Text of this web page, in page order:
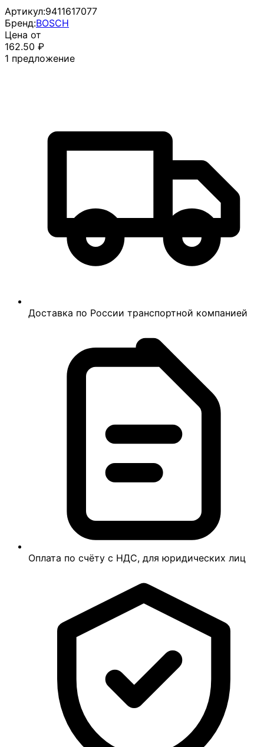
Артикул:9411617077
Бренд:BOSCH
Цена от
162.50 ₽
1 предложение
Доставка по России транспортной компанией
Оплата по счёту с НДС, для юридических лиц